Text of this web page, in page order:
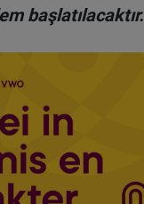
başlatılacaktır.